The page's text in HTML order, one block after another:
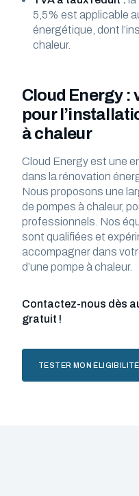
5,5% est applicable
énergétique, dont
chaleur.
Cloud Energy :
pour
à chaleur
Cloud Energy est une
dans la rénovation
Nous proposons une
de pompes à chaleur,
professionnels. Nos
sont qualifiées et
accompagner dans
d’une pompe à chaleur.
Contactez-nous dès
gratuit !
TESTER MON